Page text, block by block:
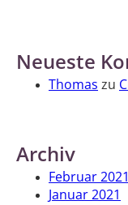
Neueste
Thomas zu
Archiv
Februar 2021
Januar 2021